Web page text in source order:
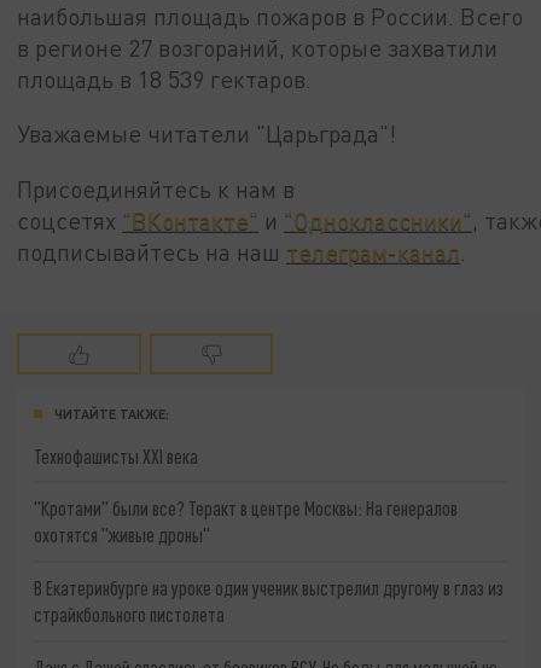
наибольшая площадь пожаров в России. Всего
в регионе 27 возгораний, которые захватили
площадь в 18 539 гектаров.
Уважаемые читатели "Царьграда"!
Присоединяйтесь к нам в
соцсетях "ВКонтакте" и "Одноклассники",
подписывайтесь на наш телеграм-канал
ЧИТАЙТЕ ТАКЖЕ:
Технофашисты XXI века
"Кротами" были все? Теракт в центре Москвы: На генералов
охотятся "живые дроны"
В Екатеринбурге на уроке один ученик выстрелил другому в глаз из
страйкбольного пистолета